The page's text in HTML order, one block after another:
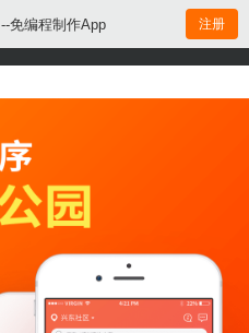
--免编程制作App 注册